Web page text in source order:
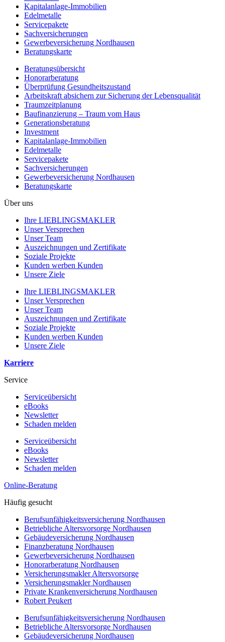
Kapitalanlage-Immobilien
Edelmetalle
Servicepakete
Sachversicherungen
Gewerbeversicherung Nordhausen
Beratungskarte
Beratungsübersicht
Honorar­beratung
Überprüfung Gesundheits­zustand
Arbeitskraft absichern zur Sicherung der Lebensqualität
Traumzeit­planung
Baufinanzierung – Traum vom Haus
Generationsberatung
Investment
Kapitalanlage-Immobilien
Edelmetalle
Servicepakete
Sachversicherungen
Gewerbeversicherung Nordhausen
Beratungskarte
Über uns
Ihre LIEBLINGSMAKLER
Unser Versprechen
Unser Team
Auszeichnungen und Zertifikate
Soziale Projekte
Kunden werben Kunden
Unsere Ziele
Ihre LIEBLINGSMAKLER
Unser Versprechen
Unser Team
Auszeichnungen und Zertifikate
Soziale Projekte
Kunden werben Kunden
Unsere Ziele
Karriere
Service
Serviceübersicht
eBooks
Newsletter
Schaden melden
Serviceübersicht
eBooks
Newsletter
Schaden melden
Online-Beratung
Häufig gesucht
Berufsunfähigkeitsversicherung Nordhausen
Betriebliche Altersvorsorge Nordhausen
Gebäudeversicherung Nordhausen
Finanzberatung Nordhausen
Gewerbeversicherung Nordhausen
Honorarberatung Nordhausen
Versicherungsmakler Altersvorsorge
Versicherungsmakler Nordhausen
Private Krankenversicherung Nordhausen
Robert Peukert
Berufsunfähigkeitsversicherung Nordhausen
Betriebliche Altersvorsorge Nordhausen
Gebäudeversicherung Nordhausen